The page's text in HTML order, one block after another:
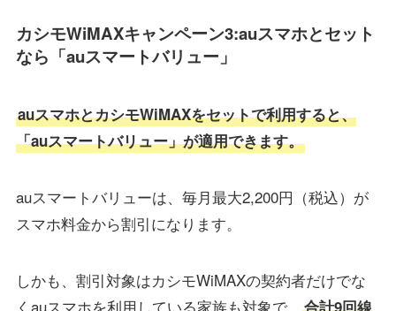
カシモWiMAXキャンペーン3:auスマホとセット
なら「auスマートバリュー」
auスマホとカシモWiMAXをセットで利用すると、
「auスマートバリュー」が適用できます。
auスマートバリューは、毎月最大2,200円（税込）が
スマホ料金から割引になります。
しかも、割引対象はカシモWiMAXの契約者だけでな
くauスマホを利用している家族も対象で、